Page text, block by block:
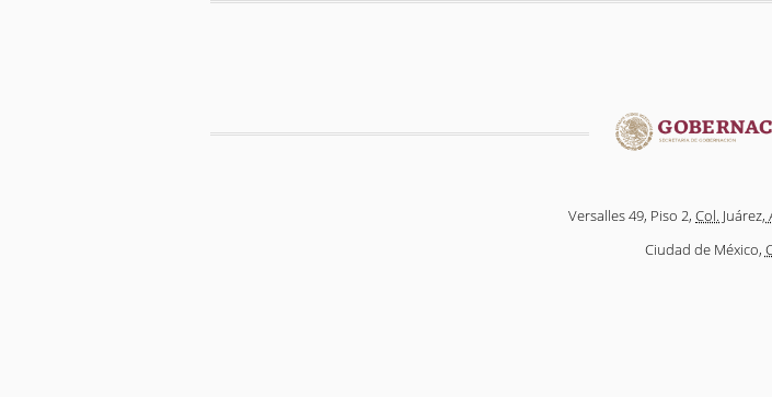
Versalles 49, Piso 2, Col. Juárez,
Ciudad de México,